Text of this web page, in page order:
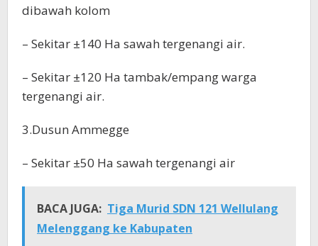
dibawah kolom
– Sekitar ±140 Ha sawah tergenangi air.
– Sekitar ±120 Ha tambak/empang warga
tergenangi air.
3.Dusun Ammegge
– Sekitar ±50 Ha sawah tergenangi air
BACA JUGA: Tiga Murid SDN 121 Wellulang
Melenggang ke Kabupaten